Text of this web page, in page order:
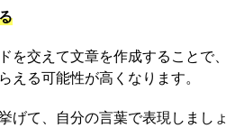
を交えて文章を作成することで、
える可能性が高くなります。
げて、自分の言葉で表現しましょ